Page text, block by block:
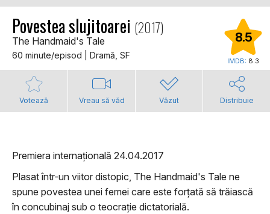
Povestea slujitoarei (2017)
The Handmaid's Tale
60 minute/episod | Dramă, SF
8.5
IMDB: 8.3
Votează Vreau să văd Văzut Distribuie
Premiera internațională 24.04.2017
Plasat într-un viitor distopic, The Handmaid's Tale ne
spune povestea unei femei care este forţată să trăiască
în concubinaj sub o teocraţie dictatorială.